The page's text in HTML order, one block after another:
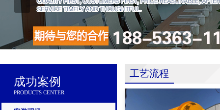
成功案例
PRODUCTS CENTER
工艺流程